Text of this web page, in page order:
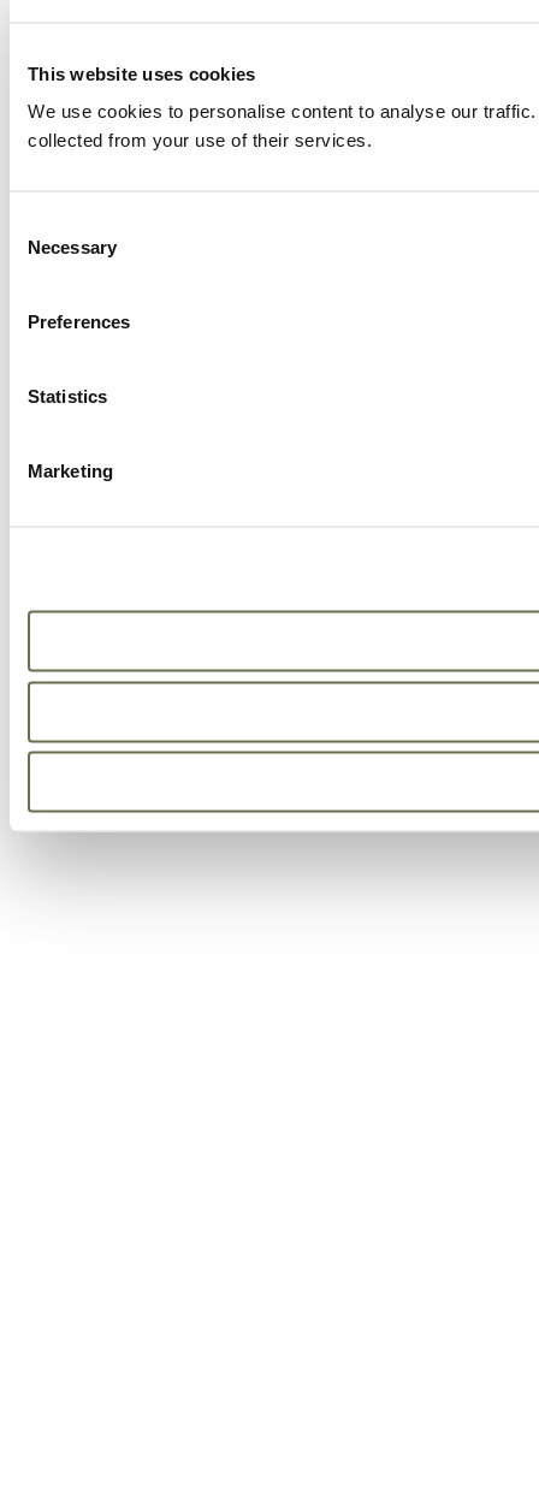
This website uses cookies
We use cookies to personalise content to analyse our
collected from your use of their services.
Selection
Necessary
Preferences
Statistics
Marketing